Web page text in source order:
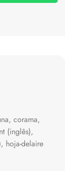
corama,
(inglês),
hoja-delaire